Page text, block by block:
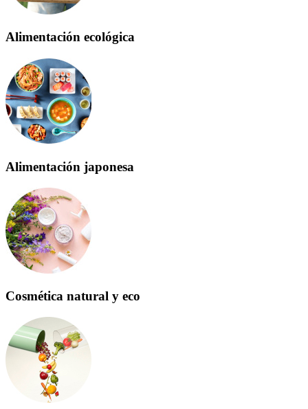
Alimentación ecológica
Alimentación japonesa
Cosmética natural y eco